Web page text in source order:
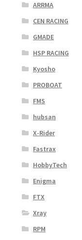
ARRMA
CEN RACING
GMADE
HSP RACING
Kyosho
PROBOAT
FMS
hubsan
X-Rider
Fastrax
HobbyTech
Enigma
FTX
Xray
RPM